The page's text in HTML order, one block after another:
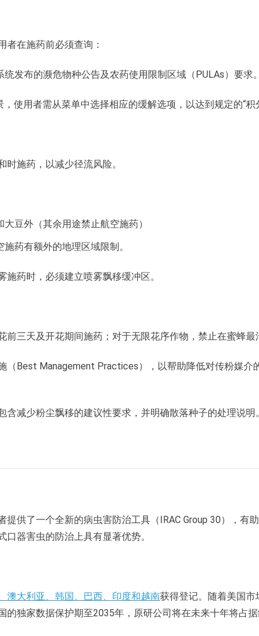
者在施药前必须查询：
统发布的濒危物种公告及农药使用限制区域（PULAs）要求。
使用者需从菜单中选择相应的缓解选项，以达到规定的“积
施药，以减少径流风险。
豆外（其余用途禁止航空施药）
药有额外的地理区域限制。
施药时，必须建立喷雾飘移缓冲区。
前三天及开花期间施药；对于无限花序作物，禁止在蜜蜂最
（Best Management Practices），以帮助降低对传粉媒介
含减少粉尘飘移的建议性要求，并明确散落种子的处理说明。
提供了一个全新的病虫害防治工具（IRAC Group 30），有
器害虫的防治上具有显著优势。
澳大利亚、韩国、巴西、印度和越南获得登记。随着美国
的独家数据保护期至2035年，原研公司将在未来十年将占